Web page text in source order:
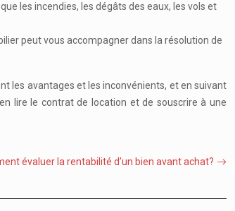
les incendies, les dégâts des eaux, les vols et
peut vous accompagner dans la résolution de
les avantages et les inconvénients, et en suivant
lire le contrat de location et de souscrire à une
évaluer la rentabilité d’un bien avant achat?